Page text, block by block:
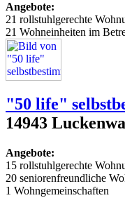
Angebote:
21 rollstuhlgerechte
21 Wohneinheiten im
"50 life"
14943
Angebote:
15 rollstuhlgerechte
20 seniorenfreundliche
1 Wohngemeinschaften